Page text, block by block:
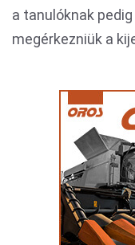
a tanulóknak pedig
megérkezniük a